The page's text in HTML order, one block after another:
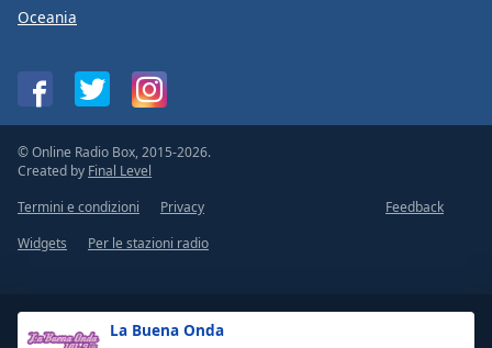
La Buena Onda
Oceania
© Online Radio Box, 2015-2026.
Created by Final Level
Termini e condizioni
Privacy
Feedback
Widgets
Per le stazioni radio